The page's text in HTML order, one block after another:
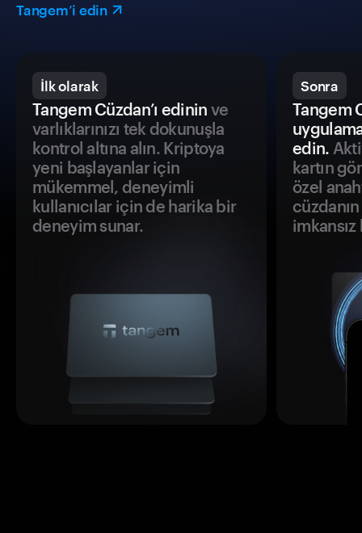
Tangem’i edin
İlk olarak
Tangem Cüzdan’ı edinin ve
varlıklarınızı tek dokunuşla
kontrol altına alın. Kriptoya
yeni başlayanlar için
mükemmel, deneyimli
kullanıcılar için de harika bir
deneyim sunar.
Sonra
Tangem
edin.
kartın
özel